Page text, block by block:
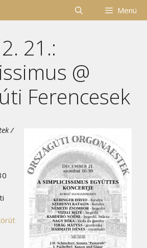
Menü
21.:
@
Ferencesek
/